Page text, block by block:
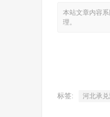
本站文章内容
理。
标签: 河北承